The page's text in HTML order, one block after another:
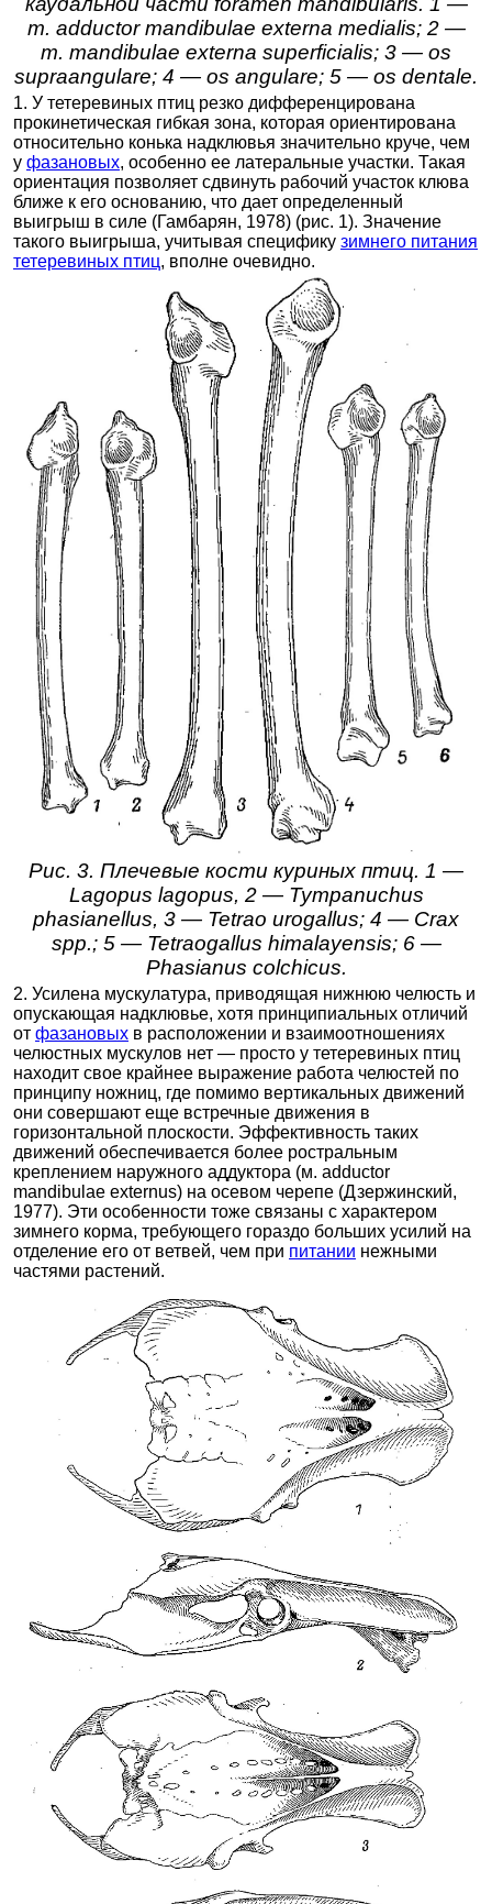
m. adductor mandibulae externa medialis; 2 —
m. mandibulae externa superficialis; 3 — os
supraangulare; 4 — os angulare; 5 — os dentale.
1. У тетеревиных птиц резко дифференцирована
прокинетическая гибкая зона, которая ориентирована
относительно конька надклювья значительно круче, чем
у фазановых, особенно ее латеральные участки. Такая
ориентация позволяет сдвинуть рабочий участок клюва
ближе к его основанию, что дает определенный
выигрыш в силе (Гамбарян, 1978) (рис. 1). Значение
такого выигрыша, учитывая специфику зимнего питания
тетеревиных птиц, вполне очевидно.
Рис. 3. Плечевые кости куриных птиц. 1 —
Lagopus lagopus, 2 — Tympanuchus
phasianellus, 3 — Tetrao urogallus; 4 — Crax
spp.; 5 — Tetraogallus himalayensis; 6 —
Phasianus colchicus.
2. Усилена мускулатура, приводящая нижнюю челюсть и
опускающая надклювье, хотя принципиальных отличий
от фазановых в расположении и взаимоотношениях
челюстных мускулов нет — просто у тетеревиных птиц
находит свое крайнее выражение работа челюстей по
принципу ножниц, где помимо вертикальных движений
они совершают еще встречные движения в
горизонтальной плоскости. Эффективность таких
движений обеспечивается более ростральным
креплением наружного аддуктора (м. adductor
mandibulae externus) на осевом черепе (Дзержинский,
1977). Эти особенности тоже связаны с характером
зимнего корма, требующего гораздо больших усилий на
отделение его от ветвей, чем при питании нежными
частями растений.